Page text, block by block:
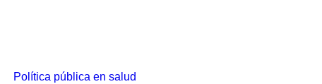
Política pública en salud